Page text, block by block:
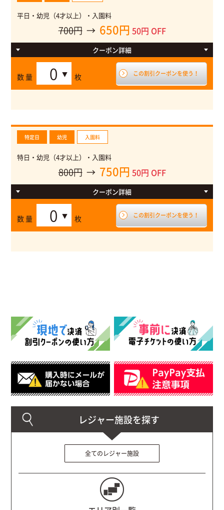
平日・幼児（4才以上）・入園料
700円→ 650円 50円 OFF
クーポン詳細
平日・入園料 通常幼児（4才以上）700円
数 量 枚 この割引クーポンを使う！
特定日 幼児 入園料
特日・幼児（4才以上）・入園料
800円→ 750円 50円 OFF
クーポン詳細
特日・入園料 通常幼児（4才以上）700円
数 量 枚 この割引クーポンを使う！
全てのレジャー施設